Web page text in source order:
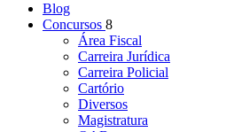
Blog
Concursos 8
Área Fiscal
Carreira Jurídica
Carreira Policial
Cartório
Diversos
Magistratura